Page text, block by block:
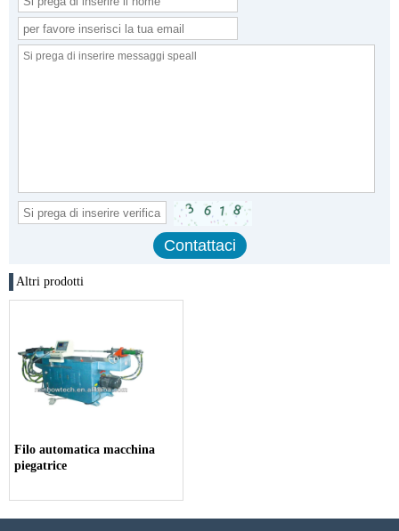
Altri prodotti
Filo automatica macchina
piegatrice